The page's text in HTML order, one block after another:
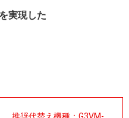
実現した
推奨代替え機種： G3VM-